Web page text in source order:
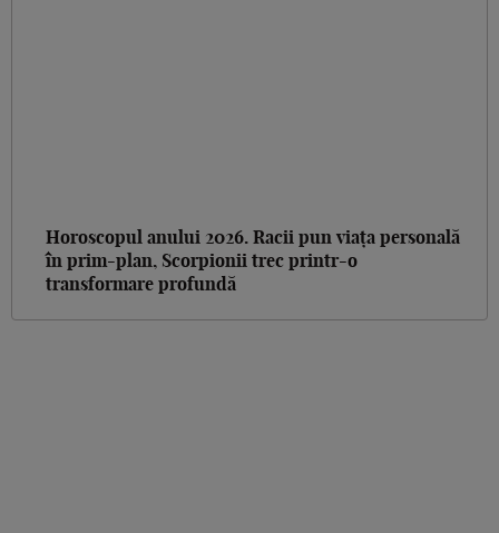
Horoscopul anului 2026. Racii pun viața personală
în prim-plan, Scorpionii trec printr-o
transformare profundă